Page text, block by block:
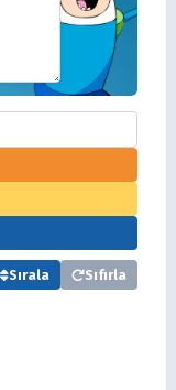
Sırala Sıfırla